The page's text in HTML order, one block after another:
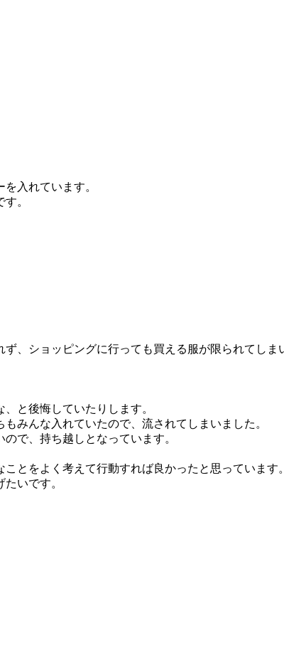
入れています。
。
、ショッピングに行っても買える服が限られてしま
と後悔していたりします。
みんな入れていたので、流されてしまいました。
で、持ち越しとなっています。
とをよく考えて行動すれば良かったと思っています。
いです。